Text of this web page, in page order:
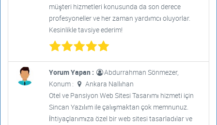
müşteri hizmetleri konusunda da son derece
profesyoneller ve her zaman yardımcı oluyorlar.
Kesinlikle tavsiye ederim!
Yorum Yapan :
Abdurrahman Sönmezer,
Konum :
Ankara Nallıhan
Otel ve Pansiyon Web Sitesi Tasarımı hizmeti için
Sincan Yazılım ile çalışmaktan çok memnunuz.
İhtiyaçlarımıza özel bir web sitesi tasarladılar ve